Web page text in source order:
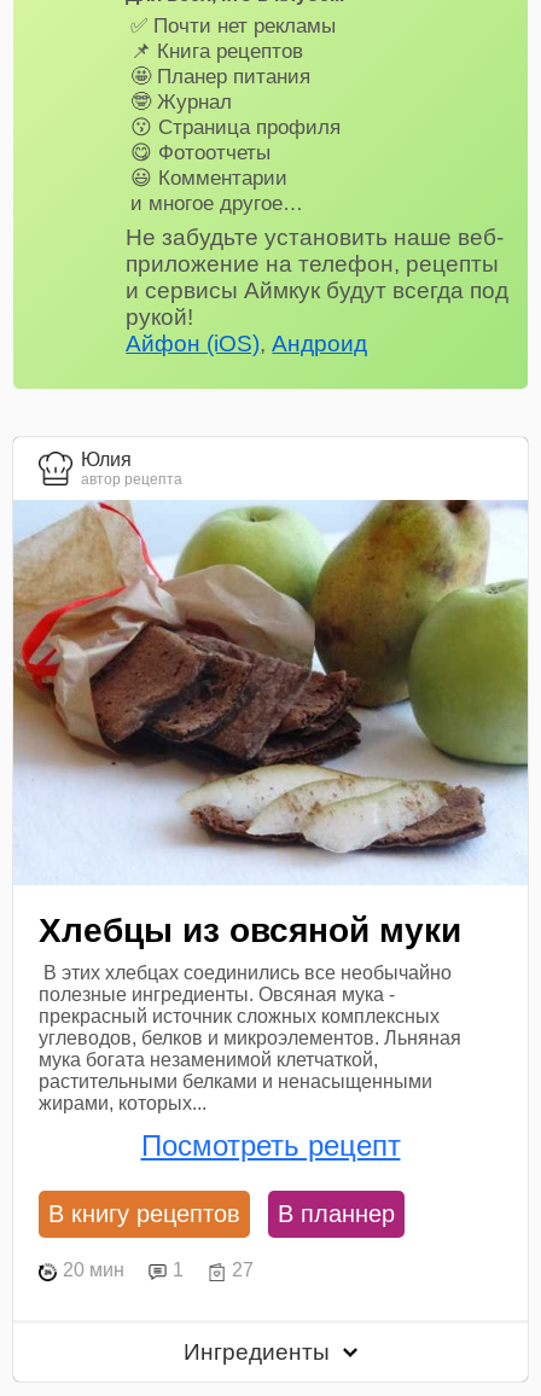
✅ Почти нет рекламы
📌 Книга рецептов
🤩 Планер питания
🤓 Журнал
😗 Страница профиля
😋 Фотоотчеты
😃 Комментарии
и многое другое…
Не забудьте установить наше веб-
приложение на телефон, рецепты
и сервисы Аймкук будут всегда под
рукой!
Айфон (iOS),Андроид
Юлия
автор рецепта
Хлебцы из овсяной муки
В этих хлебцах соединились все необычайно
полезные ингредиенты. Овсяная мука -
прекрасный источник сложных комплексных
углеводов, белков и микроэлементов. Льняная
мука богата незаменимой клетчаткой,
растительными белками и ненасыщенными
жирами, которых...
Посмотреть рецепт
В книгу рецептов В планнер
20 мин 1 27
Ингредиенты